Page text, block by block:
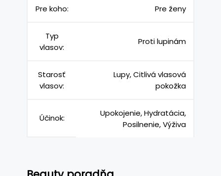
Pre koho: Pre ženy
Typ
vlasov:
Proti lupinám
Starosť
vlasov:
Lupy, Citlivá vlasová
pokožka
Účinok:
Upokojenie, Hydratácia,
Posilnenie, Výživa